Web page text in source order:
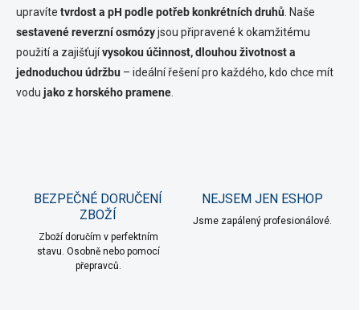
r
v
k
y
v
upravíte tvrdost a pH podle potřeb konkrétních druhů . Naše
sestavené reverzní osmózyjsou připravené k okamžitému
použití a zajišťujívysokou účinnost, dlouhou životnost a
jednoduchou údržbu – ideální řešení pro každého, kdo chce mít
vodu jako z horského pramene
BEZPEČNÉ DORUČENÍ
ZBOŽÍ
Zboží doručím v perfektním
stavu. Osobně nebo pomocí
přepravců.
NEJSEM JEN ESHOP
Jsme zapálený profesionálové.